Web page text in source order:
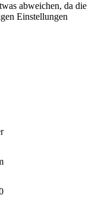
abweichen, da die
Einstellungen